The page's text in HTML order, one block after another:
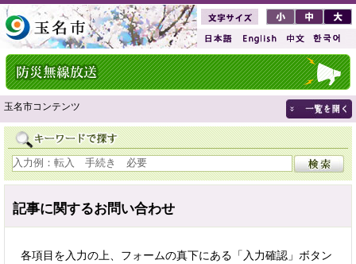
玉名市コンテンツ
記事に関するお問い合わせ
各項目を入力の上、フォームの真下にある「入力確認」ボタン